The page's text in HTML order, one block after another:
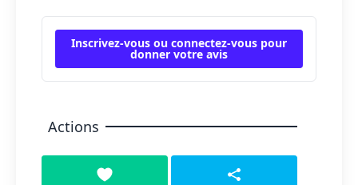
Inscrivez-vous ou connectez-vous pour
donner votre avis
Actions